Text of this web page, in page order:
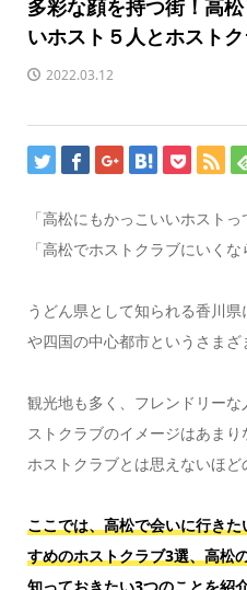
多彩な顔を持つ街！高
いホスト５人とホスト
2022.03.12
「高松にもかっこいいホストっ
「高松でホストクラブにいくな
うどん県として知られる香川
や四国の中心都市というさまざ
観光地も多く、フレンドリー
ストクラブのイメージはあま
ホストクラブとは思えないほど
ここでは、高松で会いに行き
すめのホストクラブ3選、高松